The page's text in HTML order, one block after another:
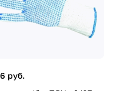
руб.